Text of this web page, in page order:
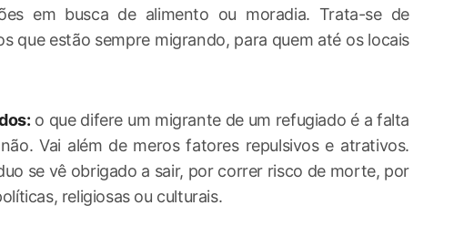
em busca de alimento ou moradia. Trata-se de
que estão sempre migrando, para quem até os locais
o que difere um migrante de um refugiado é a falta
Vai além de meros fatores repulsivos e atrativos.
se vê obrigado a sair, por correr risco de morte, por
religiosas ou culturais.